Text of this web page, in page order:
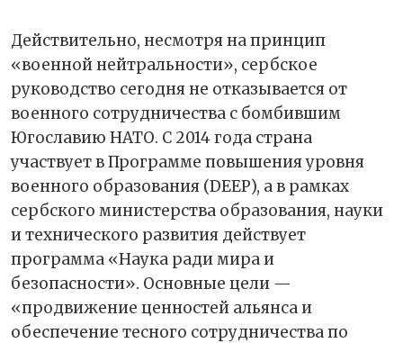
Действительно, несмотря на принцип
«военной нейтральности», сербское
руководство сегодня не отказывается от
военного сотрудничества с бомбившим
Югославию НАТО. С 2014 года страна
участвует в Программе повышения уровня
военного образования (DEEP), а в рамках
сербского министерства образования, науки
и технического развития действует
программа «Наука ради мира и
безопасности». Основные цели —
«продвижение ценностей альянса и
обеспечение тесного сотрудничества по